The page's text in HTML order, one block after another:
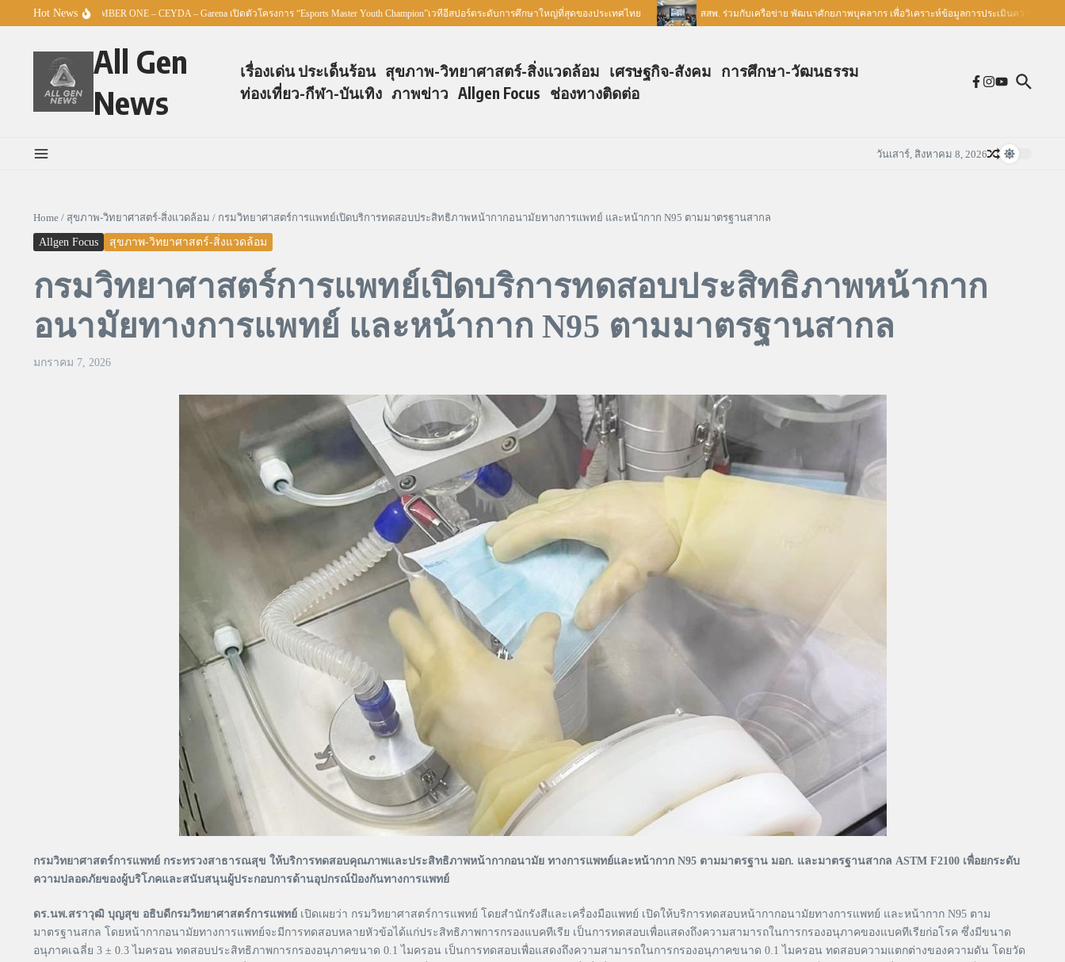
Skip to content
Hot News
ศธ. – TO BE NUMBER ONE – CEYDA – Garena เปิดตัวโครงการ “Esports Master Youth Champion”เวทีอีสปอร์ตระดับการศึกษาใหญ่ที่สุดของประเทศไทย สสพ. ร่วมกับเครือข่าย พัฒนาศักยภาพบุคลากร เพื่อวิเคราะห์ข้อมูลการประเมินความรอบรู้ด้านสุข
All Gen
News
เรื่องเด่น ประเด็นร้อน สุขภาพ-วิทยาศาสตร์-สิ่งแวดล้อม เศรษฐกิจ-สังคม การศึกษา-วัฒนธรรม
ท่องเที่ยว-กีฬา-บันเทิง ภาพข่าว Allgen Focus ช่องทางติดต่อ
วันเสาร์, สิงหาคม 8, 2026
Home / สุขภาพ-วิทยาศาสตร์-สิ่งแวดล้อม / กรมวิทยาศาสตร์การแพทย์เปิดบริการทดสอบประสิทธิภาพหน้ากากอนามัยทางการแพทย์ และหน้ากาก N95 ตามมาตรฐานสากล
Allgen Focus สุขภาพ-วิทยาศาสตร์-สิ่งแวดล้อม
กรมวิทยาศาสตร์การแพทย์เปิดบริการทดสอบประสิทธิภาพหน้ากาก
อนามัยทางการแพทย์ และหน้ากาก N95 ตามมาตรฐานสากล
มกราคม 7, 2026
กรมวิทยาศาสตร์การแพทย์ กระทรวงสาธารณสุข ให้บริการทดสอบคุณภาพและประสิทธิภาพหน้ากากอนามัย ทางการแพทย์และหน้ากาก N95 ตามมาตรฐาน มอก. และมาตรฐานสากล ASTM F2100 เพื่อยกระดับ
ความปลอดภัยของผู้บริโภคและสนับสนุนผู้ประกอบการด้านอุปกรณ์ป้องกันทางการแพทย์
ดร.นพ.สราวุฒิ บุญสุข อธิบดีกรมวิทยาศาสตร์การแพทย์ เปิดเผยว่า กรมวิทยาศาสตร์การแพทย์ โดยสำนักรังสีและเครื่องมือแพทย์ เปิดให้บริการทดสอบหน้ากากอนามัยทางการแพทย์ และหน้ากาก N95 ตาม
มาตรฐานสกล โดยหน้ากากอนามัยทางการแพทย์จะมีการทดสอบหลายหัวข้อได้แก่ประสิทธิภาพการกรองแบคทีเรีย เป็นการทดสอบเพื่อแสดงถึงความสามารถในการกรองอนุภาคของแบคทีเรียก่อโรค ซึ่งมีขนาด
อนุภาคเฉลี่ย 3 ± 0.3 ไมครอน ทดสอบประสิทธิภาพการกรองอนุภาคขนาด 0.1 ไมครอน เป็นการทดสอบเพื่อแสดงถึงความสามารถในการกรองอนุภาคขนาด 0.1 ไมครอน ทดสอบความแตกต่างของความดัน โดยวัด